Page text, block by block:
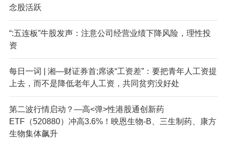
念股活跃
“:五连板”牛股发声：注意公司经营业绩下降风险，理性投
资
每日一词 | 湘—财证券首;席谈“工资差”：要把青年人工资提
上去，而不是降低老年人工资，共同贫穷没好处
第二波行情启动？—高<弹>性港股通创新药
ETF（520880）冲高3.6%！映恩生物-B、三生制药、康方
生物集体飙升